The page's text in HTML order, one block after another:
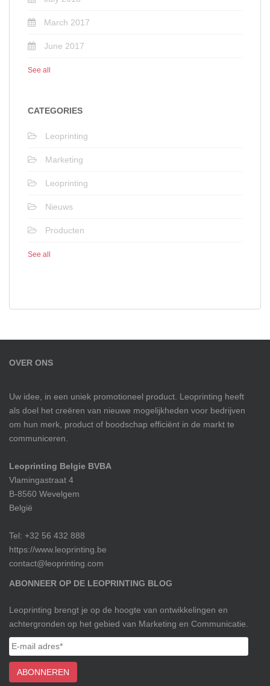
March 2017
June 2017
See all
CATEGORIES
Leoprinting
Marketing
Leoprinting
Nieuws
Producten
See all
OVER ONS
Uw idee, in een uniek promotioneel product. Leoprinting heeft
als doel het creëren van nieuwe mogelijkheden voor bedrijven
om hun merk, product of boodschap efficiënt in de markt te
communiceren.
Leoprinting Belgie BVBA
Vlamingastraat 4
B-8560 Wevelgem
België
Tel: +32 56 432 888
https://www.leoprinting.be
contact@leoprinting.com
ABONNEER OP DE LEOPRINTING BLOG
Leoprinting brengt je op de hoogte van ontwikkelingen en
achtergronden op het gebied van Marketing en Communicatie.